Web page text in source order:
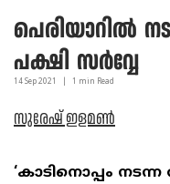
പെരിയാറില്‍
പക്ഷി സര്‍വ്വേ
14 Sep 2021 1 min Read
സുരേഷ് ഇളമണ്‍
‘കാടിനൊപ്പം